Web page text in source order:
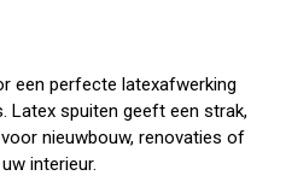
een perfecte latexafwerking
Latex spuiten geeft een strak,
nieuwbouw, renovaties of
interieur.